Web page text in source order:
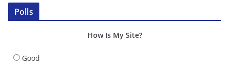
Polls
How Is My Site?
Good